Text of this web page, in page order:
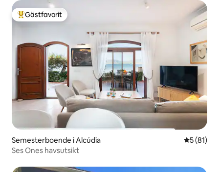
Populär gästfavorit
Gästfavorit
Semesterboende i Alcúdia 5 av 5 i
5 (81)
Ses Ones havsutsikt